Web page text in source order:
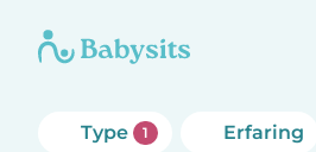
Type 1 Erfaring